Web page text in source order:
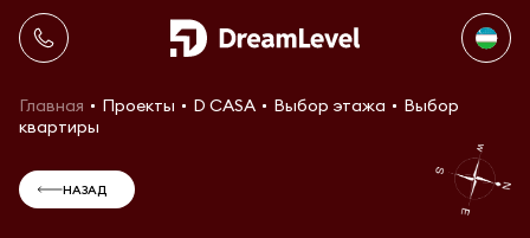
Главная Проекты D CASA Выбор этажа
Выбор
квартиры
НАЗАД